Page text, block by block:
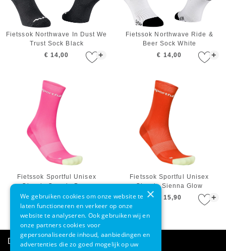
+
Fietssok Northwave In Dust We
Trust Sock Black
€ 14,00
+
Fietssok Northwave Ride &
Beer Sock White
€ 14,00
+
Fietssok Sportful Unisex
Classic Cosmic Berry
€ 15,90
+
Fietssok Sportful Unisex
Classic Sienna Glow
€ 15,90
Direct advies
×
We gebruiken cookies om onze website te
laten functioneren en verkeer op onze
website te analyseren. Ook gebruiken wij en
onze partners cookies voor
gepersonaliseerde inhoud, aanbiedingen en
advertenties die zo goed mogelijk op uw